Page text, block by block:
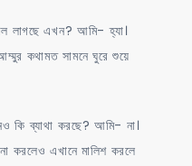
লাগছে এখন? আমি- হ্যা।
কথামত সামনে ঘুরে শুয়ে
কি ব্যাথা করছে? আমি- না।
করলেও এখানে মালিশ করলে